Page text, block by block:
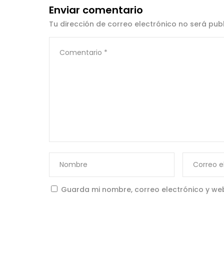
Enviar comentario
Tu dirección de correo electrónico no será
Guarda mi nombre, correo electrónico y